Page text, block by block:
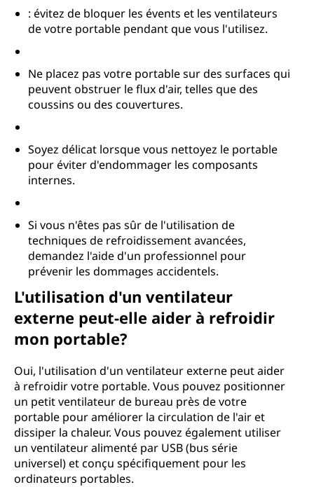
: évitez de bloquer les évents et les ventilateurs
de votre portable pendant que vous l'utilisez.
Ne placez pas votre portable sur des surfaces qui
peuvent obstruer le flux d'air, telles que des
coussins ou des couvertures.
Soyez délicat lorsque vous nettoyez le portable
pour éviter d'endommager les composants
internes.
Si vous n'êtes pas sûr de l'utilisation de
techniques de refroidissement avancées,
demandez l'aide d'un professionnel pour
prévenir les dommages accidentels.
L'utilisation d'un ventilateur
externe peut-elle aider à refroidir
mon portable?
Oui, l'utilisation d'un ventilateur externe peut aider
à refroidir votre portable. Vous pouvez positionner
un petit ventilateur de bureau près de votre
portable pour améliorer la circulation de l'air et
dissiper la chaleur. Vous pouvez également utiliser
un ventilateur alimenté par USB (bus série
universel) et conçu spécifiquement pour les
ordinateurs portables.